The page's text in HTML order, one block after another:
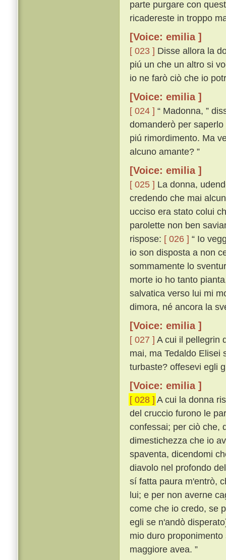
parte purgare con
ricadereste in troppo
[Voice: emilia ]
[ 023 ] Disse allora la
piú un che un altro si
io ne farò ciò che io
[Voice: emilia ]
[ 024 ] “ Madonna, ”
domanderò per
piú rimordimento. Ma
alcuno amante? ”
[Voice: emilia ]
[ 025 ] La donna,
credendo che mai
ucciso era stato colui
parolette non ben
rispose: [ 026 ] “ Io
io son disposta a non
sommamente lo
morte io ho tanto
salvatica verso lui mi
dimora, né ancora la
[Voice: emilia ]
[ 027 ] A cui il pellegrin
mai, ma Tedaldo Elisei
turbaste? offesevi egli
[Voice: emilia ]
[ 028 ] A cui la donna
del cruccio furono le
confessai; per ciò che,
dimestichezza che io
spaventa, dicendomi
diavolo nel profondo
sí fatta paura m'entrò,
lui; e per non averne
come che io credo, se
egli se n'andò
mio duro
maggiore avea. ”